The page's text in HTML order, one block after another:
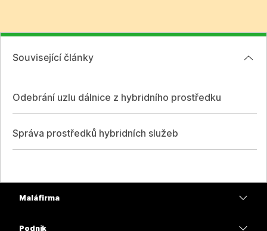
Související články
Odebrání uzlu dálnice z hybridního prostředku
Správa prostředků hybridních služeb
Malá firma
Podnik